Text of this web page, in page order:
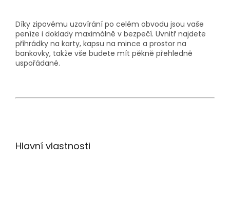
Díky zipovému uzavírání po celém obvodu jsou vaše
peníze i doklady maximálně v bezpečí. Uvnitř najdete
přihrádky na karty, kapsu na mince a prostor na
bankovky, takže vše budete mít pěkně přehledně
uspořádané.
Hlavní vlastnosti